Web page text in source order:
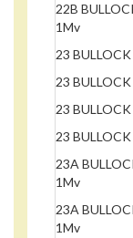
22B
1Mv
23
23
23
23
23A
1Mv
23A
1Mv